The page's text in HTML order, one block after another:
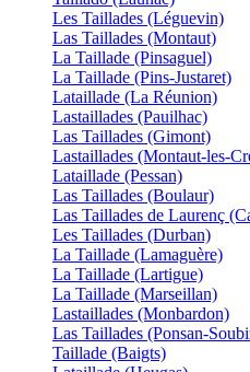
Les Taillades (Léguevin)
Las Taillades (Montaut)
La Taillade (Pinsaguel)
La Taillade (Pins-Justaret)
Lataillade (La Réunion)
Lastaillades (Pauilhac)
Las Taillades (Gimont)
Lastaillades (Montaut-les-
Lataillade (Pessan)
Las Taillades (Boulaur)
Las Taillades de Laurenç
Les Taillades (Durban)
La Taillade (Lamaguère)
La Taillade (Lartigue)
La Taillade (Marseillan)
Lastaillades (Monbardon)
Las Taillades (Ponsan-
Taillade (Baigts)